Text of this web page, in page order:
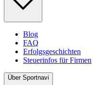
Blog
FAQ
Erfolgsgeschichten
Steuerinfos für Firmen
Über Sportnavi